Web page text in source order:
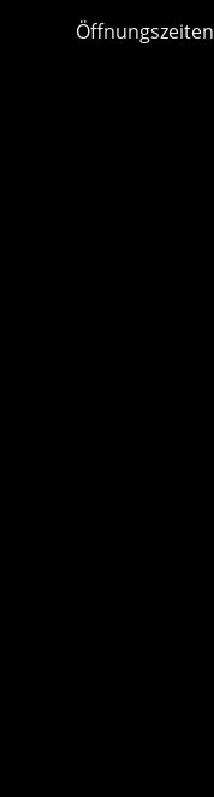
Öffnungszeiten